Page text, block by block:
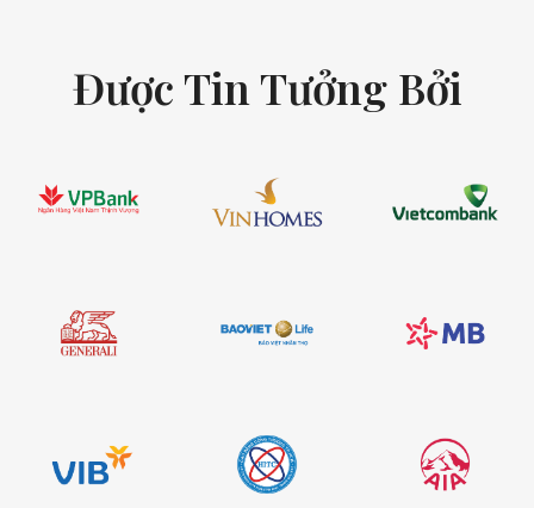
Được Tin Tưởng Bởi